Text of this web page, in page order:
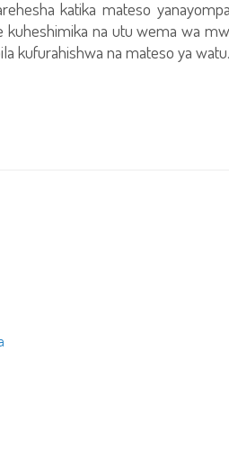
katika mateso
kuheshimika na utu wema wa
kufurahishwa na mateso ya watu.